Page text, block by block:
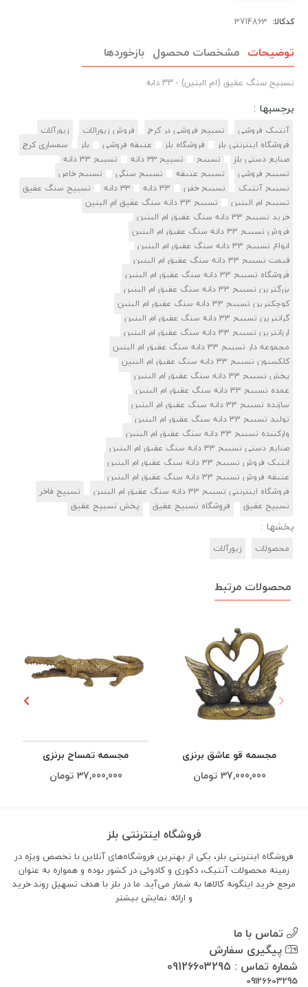
کدکالا:
توضیحات مشخصات محصول بازخوردها
تسبیح سنگ عقیق (ام البنین) - ۳۳ دانه
برچسبها :
آنتیک فروشی تسبیح فروشی در کرج فروش زیورالات
زیورآلات
فروشگاه اینترنتی بلز
فروشگاه بلز عتیقه فروشی بلز
سمساری کرج
صنایع دستی بلز
تسبیح تسبیح ۳۳ دانه
تسبیح 33 دانه
تسبیح فروشی
تسبیح عتیقه تسبیح سنگی
تسبیح خاص
تسبیح آنتیک
تسبیح خفن 33 دانه ۳۳ دانه
تسبیح سنگ عقیق
تسبیح ام البنین
تسبیح 33 دانه سنگ عقیق ام البنین
خرید تسبیح 33 دانه سنگ عقیق ام البنین
فروش تسبیح 33 دانه سنگ عقیق ام البنین
انواع تسبیح 33 دانه سنگ عقیق ام البنین
قیمت تسبیح 33 دانه سنگ عقیق ام البنین
فروشگاه تسبیح 33 دانه سنگ عقیق ام البنین
بزرگترین تسبیح 33 دانه سنگ عقیق ام البنین
کوچکترین تسبیح 33 دانه سنگ عقیق ام البنین
گرانترین تسبیح 33 دانه سنگ عقیق ام البنین
ارزانترین تسبیح 33 دانه سنگ عقیق ام البنین
مجموعه دار تسبیح 33 دانه سنگ عقیق ام البنین
کلکسیون تسبیح 33 دانه سنگ عقیق ام البنین
پخش تسبیح 33 دانه سنگ عقیق ام البنین
عمده تسبیح 33 دانه سنگ عقیق ام البنین
سازنده تسبیح 33 دانه سنگ عقیق ام البنین
تولید تسبیح 33 دانه سنگ عقیق ام البنین
وارکننده تسبیح 33 دانه سنگ عقیق ام البنین
صنایع دستی تسبیح 33 دانه سنگ عقیق ام البنین
انتیک فروش تسبیح 33 دانه سنگ عقیق ام البنین
عتیقه فروش تسبیح 33 دانه سنگ عقیق ام البنین
فروشگاه اینترنتی تسبیح 33 دانه سنگ عقیق ام البنین
تسبیح فاخر
تسبیح عقیق
فروشگاه تسبیح عقیق پخش تسبیح عقیق
بخشها :
محصولات زیورآلات
محصولات مرتبط
مجسمه قو عاشق برنزی
37,000,000 تومان
مجسمه تمساح برنزی
37,000,000 تومان
فروشگاه اینترنتی بلز
فروشگاه اینترنتی بلز، یکی از بهترین فروشگاه‌های آنلاین با تخصص ویژه در
زمینه محصولات آنتیک، دکوری و کادوئی در کشور بوده و همواره به عنوان
مرجع خرید اینگونه کالاها به شمار می‌آید. ما در بلز با هدف تسهیل روند خرید
و ارائه نمایش بیشتر
تماس با ما
پیگیری سفارش
شماره تماس : 09126603295
09126603295